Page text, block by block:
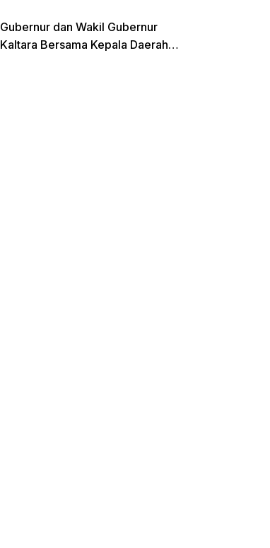
Gubernur dan Wakil Gubernur
Kaltara Bersama Kepala Daerah